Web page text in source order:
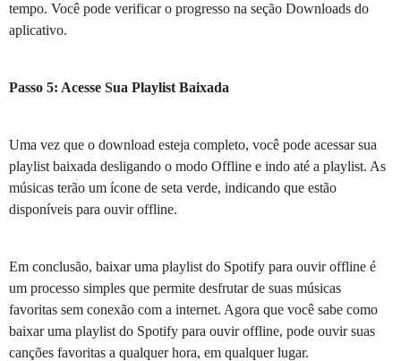
tempo. Você pode verificar o progresso na seção Downloads do
aplicativo.
Passo 5: Acesse Sua Playlist Baixada
Uma vez que o download esteja completo, você pode acessar sua
playlist baixada desligando o modo Offline e indo até a playlist. As
músicas terão um ícone de seta verde, indicando que estão
disponíveis para ouvir offline.
Em conclusão, baixar uma playlist do Spotify para ouvir offline é
um processo simples que permite desfrutar de suas músicas
favoritas sem conexão com a internet. Agora que você sabe como
baixar uma playlist do Spotify para ouvir offline, pode ouvir suas
canções favoritas a qualquer hora, em qualquer lugar.